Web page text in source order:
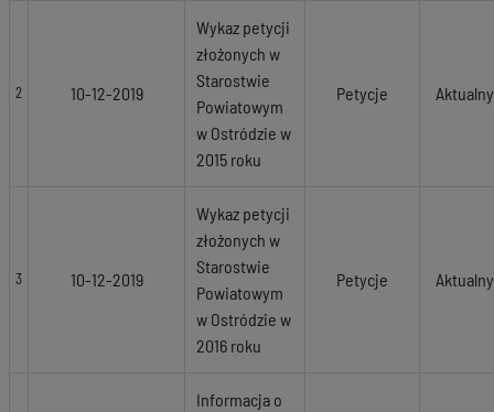
2 10-12-2019
Wykaz petycji
złożonych w
Starostwie
Powiatowym
w Ostródzie w
2015 roku
Petycje Aktualny
3 10-12-2019
Wykaz petycji
złożonych w
Starostwie
Powiatowym
w Ostródzie w
2016 roku
Petycje Aktualny
Informacja o